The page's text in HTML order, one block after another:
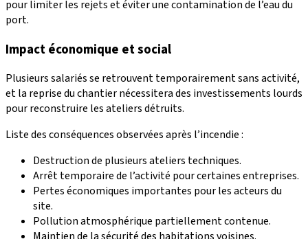
pour limiter les rejets et éviter une contamination de l’eau du
port.
Impact économique et social
Plusieurs salariés se retrouvent temporairement sans activité,
et la reprise du chantier nécessitera des investissements lourds
pour reconstruire les ateliers détruits.
Liste des conséquences observées après l’incendie :
Destruction de plusieurs ateliers techniques.
Arrêt temporaire de l’activité pour certaines entreprises.
Pertes économiques importantes pour les acteurs du
site.
Pollution atmosphérique partiellement contenue.